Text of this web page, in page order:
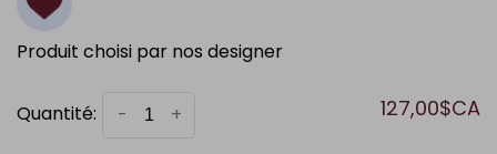
Produit choisi par nos designer
Quantité: +
- 127,00$CA